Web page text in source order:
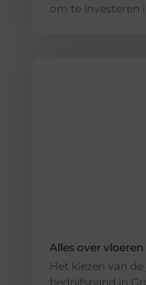
om te investeren
Alles over
Het kiezen van
bedrijfspand in